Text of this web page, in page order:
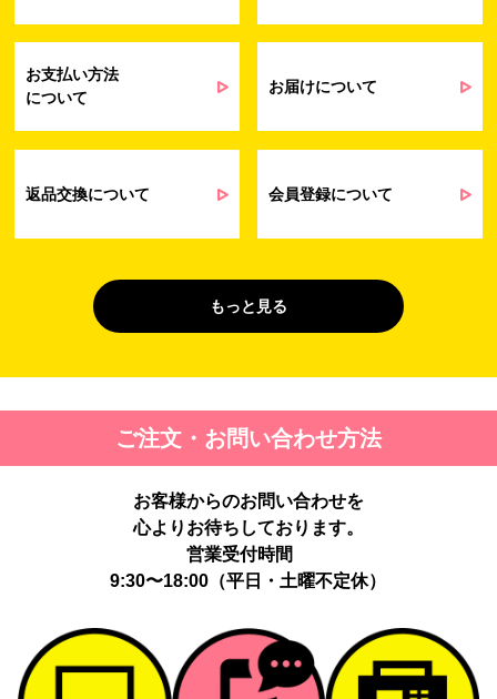
は営業およびマーケティング活動（セミナ
ターなど）に関連する情報を、電子メー
問い合わせへの対応のため
た場合のご対応のため
受託業務
（間接取得）
契約した小売店より委託された先への納
４. 個人情報を第三者に提供することが予定される場合の事項
第三者に提供する目的：パーソナライズ広告配信および効果測定・
最適化のため。
提供する個人情報の項目：Cookie 等の識別子、広告 ID、閲覧・行
動履歴、IP、ブラウザ・端末情報、（同意時）メールアドレス等の
提供の手段又は方法：当社ウェブサイトのタグ・SDK・API 等に
よる安全な電送、又は管理コンソールからの連携。
提供先：広告配信事業者（例：Google LLC等）。
個人情報の取り扱いに関する契約：提供先と個人情報取扱い契約
す。
お客様の個人情報は、以下掲げる場合以外に、事前にご本人の同意
お支払い方法
について
お届けについて
返品交換について 会員登録について
もっと見る
ご注文・お問い合わせ方法
お客様からのお問い合わせを
心よりお待ちしております。
営業受付時間
9:30〜18:00（平日・土曜不定休）